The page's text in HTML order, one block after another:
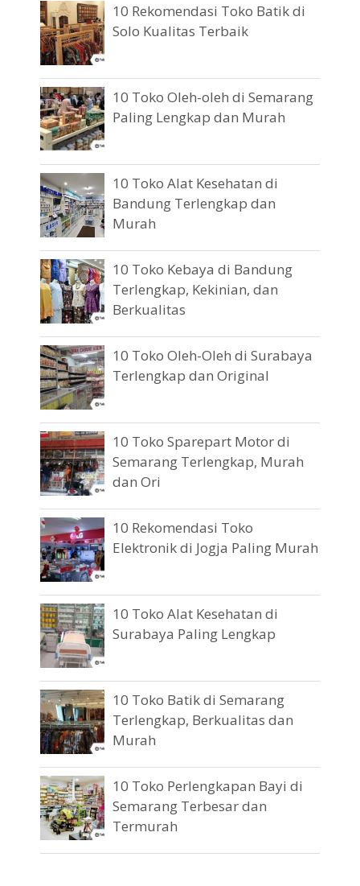
10 Rekomendasi Toko Batik di
Solo Kualitas Terbaik
10 Toko Oleh-oleh di Semarang
Paling Lengkap dan Murah
10 Toko Alat Kesehatan di
Bandung Terlengkap dan
Murah
10 Toko Kebaya di Bandung
Terlengkap, Kekinian, dan
Berkualitas
10 Toko Oleh-Oleh di Surabaya
Terlengkap dan Original
10 Toko Sparepart Motor di
Semarang Terlengkap, Murah
dan Ori
10 Rekomendasi Toko
Elektronik di Jogja Paling Murah
10 Toko Alat Kesehatan di
Surabaya Paling Lengkap
10 Toko Batik di Semarang
Terlengkap, Berkualitas dan
Murah
10 Toko Perlengkapan Bayi di
Semarang Terbesar dan
Termurah